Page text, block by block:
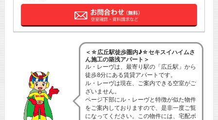
＜☆広丘駅徒歩圏内♪☆セキスイハイムさ
ん施工の築浅アパート＞
ル・レーヴは、最寄り駅の「広丘駅」から
徒歩8分にある賃貸アパートです。
ル・レーヴは現在、ご案内できる空室がご
ざいません。
ページ下部にル・レーヴと特徴が似た物件
をご案内しておりますので、是非一度ご覧
になってください。この物件には、宅配ボ